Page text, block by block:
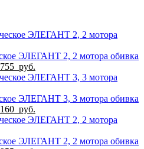
ЭЛЕГАНТ 2, 2 мотора обивка
руб.
цена:
755
ЭЛЕГАНТ 3, 3 мотора обивка
руб.
цена:
160
ЭЛЕГАНТ 2, 2 мотора обивка